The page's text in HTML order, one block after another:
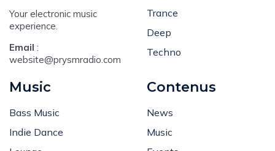
Your electronic music
experience.
Email :
website@prysmradio.com
Trance
Deep
Techno
Music
Bass Music
Indie Dance
Contenus
News
Music